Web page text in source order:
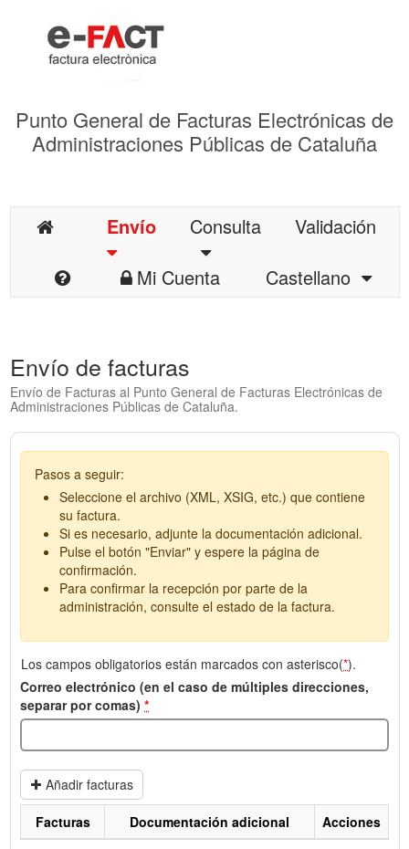
Punto General de Facturas Electrónicas de
Administraciones Públicas de Cataluña
Envío Consulta
Validación
Mi Cuenta
Castellano
Envío de facturas
Envío de Facturas al Punto General de Facturas Electrónicas de
Administraciones Públicas de Cataluña.
Pasos a seguir:
Seleccione el archivo (XML, XSIG, etc.) que contiene
su factura.
Si es necesario, adjunte la documentación adicional.
Pulse el botón "Enviar" y espere la página de
confirmación.
Para confirmar la recepción por parte de la
administración, consulte el estado de la factura.
Los campos obligatorios están marcados con asterisco(*).
Correo electrónico (en el caso de múltiples direcciones,
separar por comas) *
Añadir facturas
Facturas Documentación adicional Acciones